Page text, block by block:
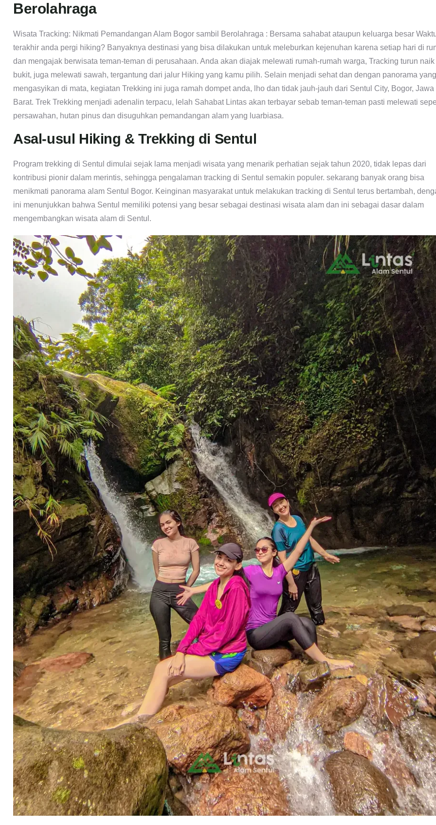
Berolahraga
Wisata Tracking: Nikmati Pemandangan Alam Bogor sambil Berolahraga : Bersama sahabat ataupun keluarga besar
terakhir anda pergi hiking? Banyaknya destinasi yang bisa dilakukan untuk meleburkan kejenuhan karena setiap hari di
dan mengajak berwisata teman-teman di perusahaan. Anda akan diajak melewati rumah-rumah warga, Tracking turun naik
bukit, juga melewati sawah, tergantung dari jalur Hiking yang kamu pilih. Selain menjadi sehat dan dengan panorama yang
mengasyikan di mata, kegiatan Trekking ini juga ramah dompet anda, lho dan tidak jauh-jauh dari Sentul City, Bogor, Jawa
Barat. Trek Trekking menjadi adenalin terpacu, lelah Sahabat Lintas akan terbayar sebab teman-teman pasti melewati
persawahan, hutan pinus dan disuguhkan pemandangan alam yang luarbiasa.
Asal-usul Hiking & Trekking di Sentul
Program trekking di Sentul dimulai sejak lama menjadi wisata yang menarik perhatian sejak tahun 2020, tidak lepas dari
kontribusi pionir dalam merintis, sehingga pengalaman tracking di Sentul semakin populer. sekarang banyak orang bisa
menikmati panorama alam Sentul Bogor. Keinginan masyarakat untuk melakukan tracking di Sentul terus bertambah,
ini menunjukkan bahwa Sentul memiliki potensi yang besar sebagai destinasi wisata alam dan ini sebagai dasar dalam
mengembangkan wisata alam di Sentul.